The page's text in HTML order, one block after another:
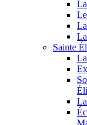
Sainte